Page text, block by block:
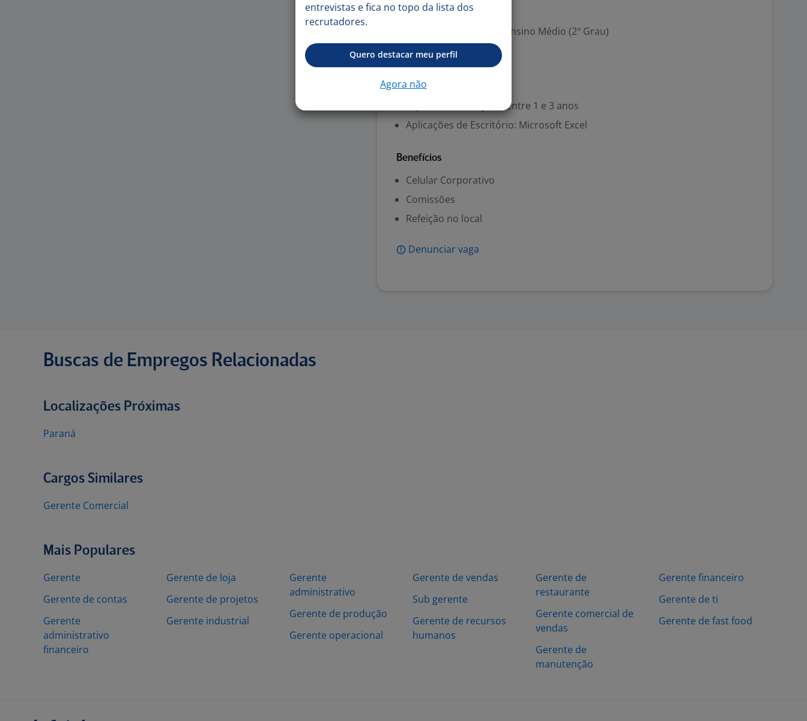
Exigências
Escolaridade Mínima: Ensino Médio (2º Grau)
Português (Avançado)
Valorizado
Experiência desejada: Entre 1 e 3 anos
Aplicações de Escritório: Microsoft Excel
Benefícios
Celular Corporativo
Comissões
Refeição no local
Denunciar vaga
Buscas de Empregos Relacionadas
Localizações Próximas
Paraná
Cargos Similares
Gerente Comercial
Mais Populares
Gerente
Gerente de contas
Gerente
administrativo
financeiro
Gerente de loja
Gerente de projetos
Gerente industrial
Gerente
administrativo
Gerente de produção
Gerente operacional
Gerente de vendas
Sub gerente
Gerente de recursos
humanos
Gerente de
restaurante
Gerente comercial de
vendas
Gerente de
manutenção
Gerente financeiro
Gerente de ti
Gerente de fast food
entrevistas e fica no topo da lista dos
recrutadores.
Quero destacar meu perfil
Agora não